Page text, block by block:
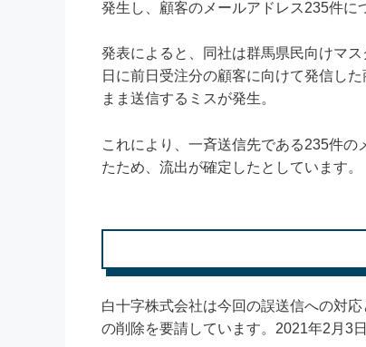
発生し、顧客のメールアドレス235件に
発表によると、同社は群馬県民向けマ
日に前日受注分の顧客に向けて発信し
まま送信するミスが発生。
これにより、一斉送信先である235件
たため、流出が確定したとしています。
白十字株式会社は今回の誤送信への対
の削除を要請しています。2021年2月3